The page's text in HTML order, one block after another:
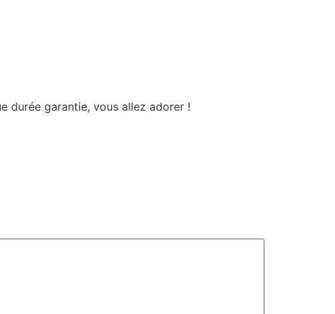
durée garantie, vous allez adorer !